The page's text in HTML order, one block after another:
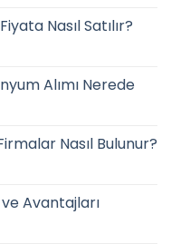
Nasıl Satılır?
Alımı Nerede
Nasıl Bulunur?
Avantajları